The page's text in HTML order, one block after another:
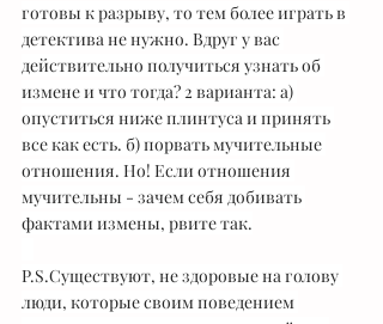
готовы к разрыву, то тем более играть в
детектива не нужно. Вдруг у вас
действительно получиться узнать об
измене и что тогда? 2 варианта: а)
опуститься ниже плинтуса и принять
все как есть. б) порвать мучительные
отношения. Но! Если отношения
мучительны - зачем себя добивать
фактами измены, рвите так.
P.S.Существуют, не здоровые на голову
люди, которые своим поведением